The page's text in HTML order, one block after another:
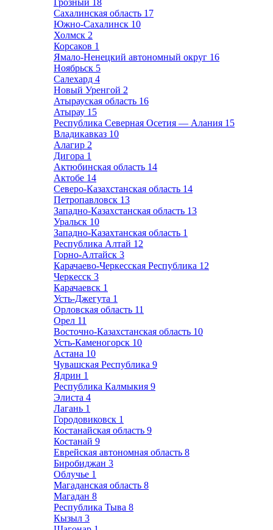
Грозный 18
Сахалинская область 17
Южно-Сахалинск 10
Холмск 2
Корсаков 1
Ямало-Ненецкий автономный округ 16
Ноябрьск 5
Салехард 4
Новый Уренгой 2
Атырауская область 16
Атырау 15
Республика Северная Осетия — Алания 15
Владикавказ 10
Алагир 2
Дигора 1
Актюбинская область 14
Актобе 14
Северо-Казахстанская область 14
Петропавловск 13
Западно-Казахстанская область 13
Уральск 10
Западно-Казахтанская область 1
Республика Алтай 12
Горно-Алтайск 3
Карачаево-Черкесская Республика 12
Черкесск 3
Карачаевск 1
Усть-Джегута 1
Орловская область 11
Орел 11
Восточно-Казахстанская область 10
Усть-Каменогорск 10
Астана 10
Чувашская Республика 9
Ядрин 1
Республика Калмыкия 9
Элиста 4
Лагань 1
Городовиковск 1
Костанайская область 9
Костанай 9
Еврейская автономная область 8
Биробиджан 3
Облучье 1
Магаданская область 8
Магадан 8
Республика Тыва 8
Кызыл 3